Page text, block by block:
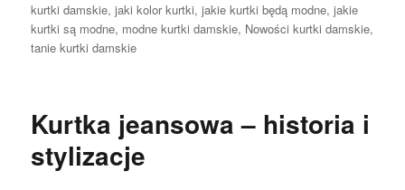
kurtki damskie,jaki kolor kurtki,jakie kurtki będą modne,jakie
kurtki są modne, modne kurtki damskie, Nowości kurtki damskie,
tanie kurtki damskie
Kurtka jeansowa – historia i
stylizacje